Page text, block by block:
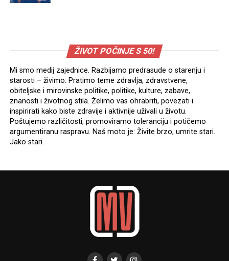
ŽIVOT POČINJE S 50!
Mi smo medij zajednice. Razbijamo predrasude o starenju i
starosti – živimo. Pratimo teme zdravlja, zdravstvene,
obiteljske i mirovinske politike, politike, kulture, zabave,
znanosti i životnog stila. Želimo vas ohrabriti, povezati i
inspirirati kako biste zdravije i aktivnije uživali u životu.
Poštujemo različitosti, promoviramo toleranciju i potičemo
argumentiranu raspravu. Naš moto je: Živite brzo, umrite stari.
Jako stari.